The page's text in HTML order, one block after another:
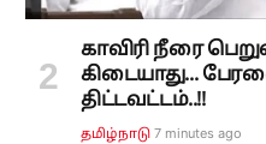
காவிரி நீரை
கிடையாது...
திட்டவட்டம்..!!
தமிழ்நாடு 7 minutes ago